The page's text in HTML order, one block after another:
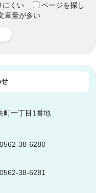
にくい
ページを探し
章量が多い
一丁目1番地
38-6280
38-6281